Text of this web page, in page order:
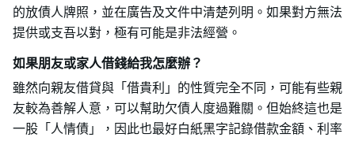
的放債人牌照，並在廣告及文件中清楚列明。如果對方無法
提供或支吾以對，極有可能是非法經營。
如果朋友或家人借錢給我怎麼辦？
雖然向親友借貸與「借貴利」的性質完全不同，可能有些親
友較為善解人意，可以幫助欠債人度過難關。但始終這也是
一股「人情債」，因此也最好白紙黑字記錄借款金額、利率